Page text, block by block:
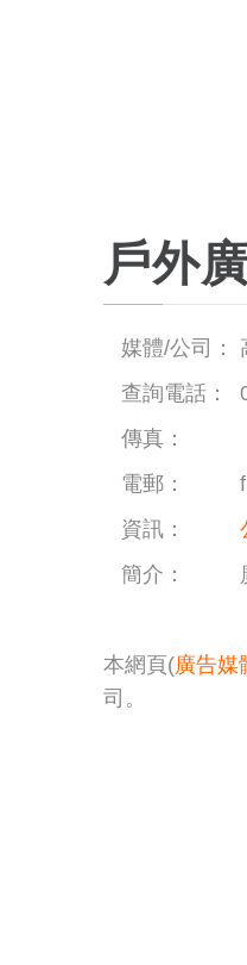
戶外
媒體/公司：
查詢電話：
傳真：
電郵：
資訊：
簡介：
本網頁(廣告媒
司。